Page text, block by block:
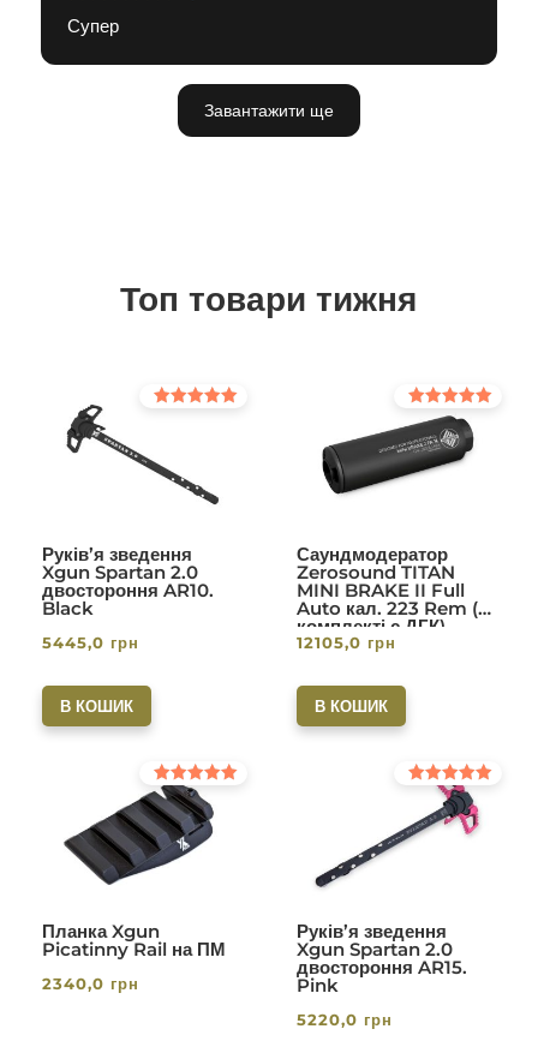
Супер
Завантажити ще
Топ товари тижня
Руків’я зведення
Xgun Spartan 2.0
двостороння AR10.
Black
5445,0 грн
В КОШИК
Саундмодератор
Zerosound TITAN
MINI BRAKE II Full
Auto кал. 223 Rem (в
комплекті с ДГК)
різьба 1/2-28. Вlack
Оцінено в
5.00
з 5
12105,0 грн
В КОШИК
Планка Xgun
Picatinny Rail на ПМ
Оцінено в
5.00
з 5
2340,0 грн
Руків’я зведення
Xgun Spartan 2.0
двостороння AR15.
Pink
Оцінено в
з 5
5220,0 грн